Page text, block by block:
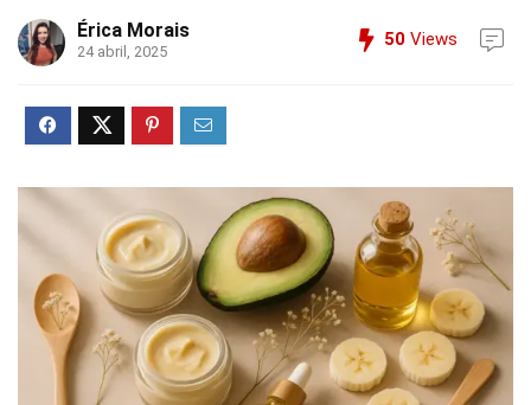
Érica Morais
24 abril, 2025
50 Views